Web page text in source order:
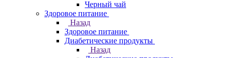
Черный чай
Здоровое питание
Назад
Здоровое питание
Диабетические продукты
Назад